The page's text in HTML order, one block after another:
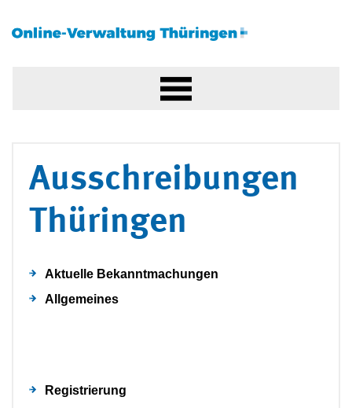
Ausschreibungen
Thüringen
Aktuelle Bekanntmachungen
Allgemeines
Registrierung